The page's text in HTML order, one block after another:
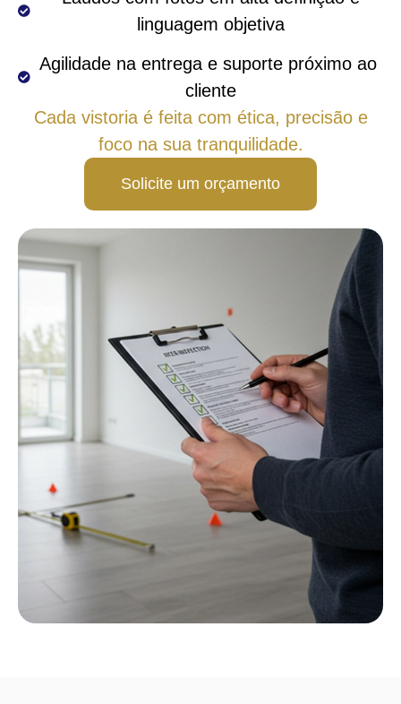
linguagem objetiva
Agilidade na entrega e suporte próximo ao
cliente
Cada vistoria é feita com ética, precisão e
foco na sua tranquilidade.
Solicite um orçamento